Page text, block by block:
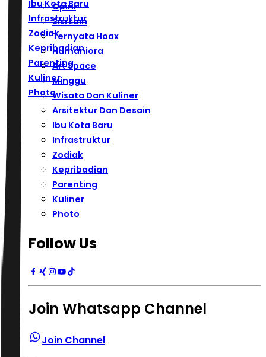
Ibu Kota Baru
Infrastruktur
Zodiak
Kepribadian
Parenting
Kuliner
Photo
Opini
Sisi Lain
Ternyata Hoax
Humaniora
Art Space
Minggu
Wisata Dan Kuliner
Arsitektur Dan Desain
Ibu Kota Baru
Infrastruktur
Zodiak
Kepribadian
Parenting
Kuliner
Photo
Follow Us
Join Whatsapp Channel
Join Channel